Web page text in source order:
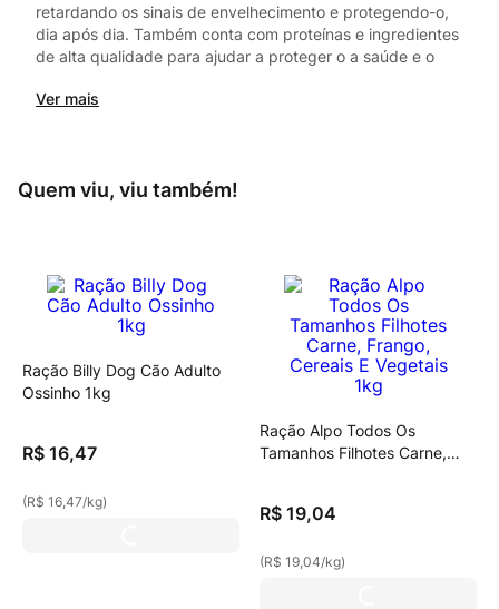
retardando os sinais de envelhecimento e protegendo-o,
dia após dia. Também conta com proteínas e ingredientes
de alta qualidade para ajudar a proteger o a saúde e o
Ver mais
Quem viu, viu também!
Ração Billy Dog Cão Adulto
Ossinho 1kg
R$ 16,47
(R$ 16,47/kg)
Ração Alpo Todos Os
Tamanhos Filhotes Carne,
R$ 19,04
(R$ 19,04/kg)